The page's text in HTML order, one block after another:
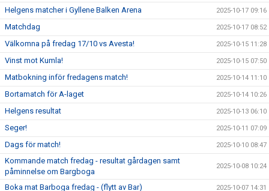
Helgens matcher i Gyllene Balken Arena 2025-10-17 09:16
Matchdag 2025-10-17 08:52
Välkomna på fredag 17/10 vs Avesta! 2025-10-15 11:28
Vinst mot Kumla! 2025-10-15 07:50
Matbokning inför fredagens match! 2025-10-14 11:10
Bortamatch för A-laget 2025-10-14 10:26
Helgens resultat 2025-10-13 06:10
Seger! 2025-10-11 07:09
Dags för match! 2025-10-10 08:47
Kommande match fredag - resultat gårdagen samt
påminnelse om Bargboga
2025-10-08 10:24
Boka mat Barboga fredag - (flytt av Bar) 2025-10-07 14:31